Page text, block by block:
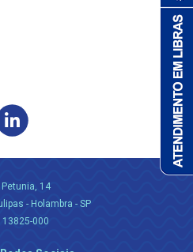
Petunia, 14
- Holambra - SP
13825-000